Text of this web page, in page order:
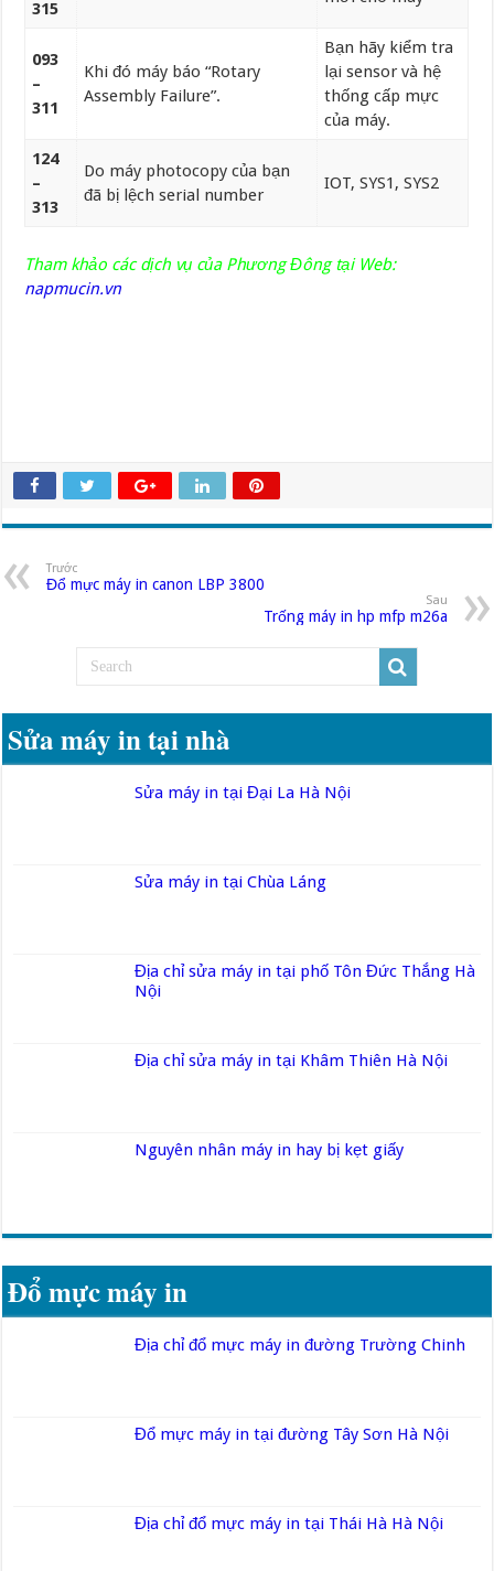
315
093
–
311
Khi đó máy báo “Rotary
Assembly Failure”.
Bạn hãy kiểm tra
lại sensor và hệ
thống cấp mực
của máy.
124
–
313
Do máy photocopy của bạn
đã bị lệch serial number
IOT, SYS1, SYS2
Tham khảo các dịch vụ của Phương Đông tại Web:
napmucin.vn
Trước
Đổ mực máy in canon LBP 3800
Sau
Trống máy in hp mfp m26a
Sửa máy in tại nhà
Sửa máy in tại Đại La Hà Nội
Sửa máy in tại Chùa Láng
Địa chỉ sửa máy in tại phố Tôn Đức Thắng Hà
Nội
Địa chỉ sửa máy in tại Khâm Thiên Hà Nội
Nguyên nhân máy in hay bị kẹt giấy
Đổ mực máy in
Địa chỉ đổ mực máy in đường Trường Chinh
Đổ mực máy in tại đường Tây Sơn Hà Nội
Địa chỉ đổ mực máy in tại Thái Hà Hà Nội